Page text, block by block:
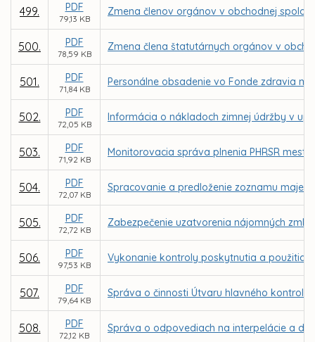
499. PDF
79,13 KB
Zmena členov orgánov v obchodnej
500. PDF
78,59 KB
Zmena člena štatutárnych orgánov v
501. PDF
71,84 KB
Personálne obsadenie vo Fonde zdravia
502. PDF
72,05 KB
Informácia o nákladoch zimnej údržby v
503. PDF
71,92 KB
Monitorovacia správa plnenia PHRSR
504. PDF
72,07 KB
Spracovanie a predloženie zoznamu
505. PDF
72,72 KB
Zabezpečenie uzatvorenia nájomných
506. PDF
97,53 KB
Vykonanie kontroly poskytnutia a použitia
507. PDF
79,64 KB
Správa o činnosti Útvaru hlavného
508. PDF
72,12 KB
Správa o odpovediach na interpelácie a